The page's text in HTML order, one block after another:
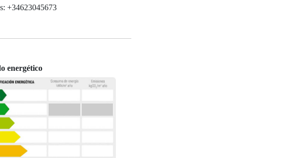
+34623045673
energético